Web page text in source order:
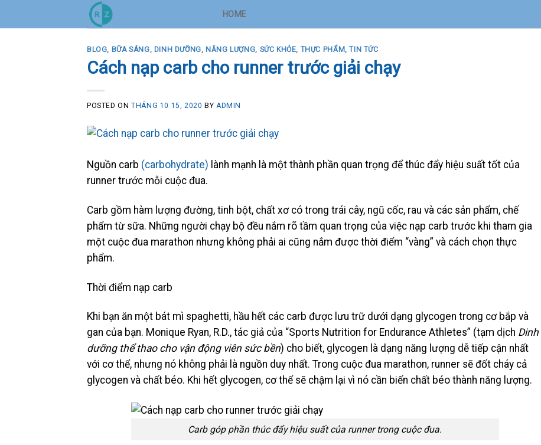
HOME
BLOG, BỮA SÁNG, DINH DƯỠNG, NĂNG LƯỢNG, SỨC KHỎE, THỰC PHẨM,TIN TỨC
Cách nạp carb cho runner trước giải chạy
POSTED ONTHÁNG 10 15, 2020 BY ADMIN
Nguồn carb (carbohydrate) lành mạnh là một thành phần quan trọng để thúc đẩy hiệu suất tốt của
runner trước mỗi cuộc đua.
Carb gồm hàm lượng đường, tinh bột, chất xơ có trong trái cây, ngũ cốc, rau và các sản phẩm, chế
phẩm từ sữa. Những người chạy bộ đều nắm rõ tầm quan trọng của việc nạp carb trước khi tham gia
một cuộc đua marathon nhưng không phải ai cũng nắm được thời điểm “vàng” và cách chọn thực
phẩm.
Thời điểm nạp carb
Khi bạn ăn một bát mì spaghetti, hầu hết các carb được lưu trữ dưới dạng glycogen trong cơ bắp và
gan của bạn. Monique Ryan, R.D., tác giả của “Sports Nutrition for Endurance Athletes” (tạm dịch Dinh
dưỡng thể thao cho vận động viên sức bền) cho biết, glycogen là dạng năng lượng dễ tiếp cận nhất
với cơ thể, nhưng nó không phải là nguồn duy nhất. Trong cuộc đua marathon, runner sẽ đốt cháy cả
glycogen và chất béo. Khi hết glycogen, cơ thể sẽ chậm lại vì nó cần biến chất béo thành năng lượng.
Carb góp phần thúc đẩy hiệu suất của runner trong cuộc đua.